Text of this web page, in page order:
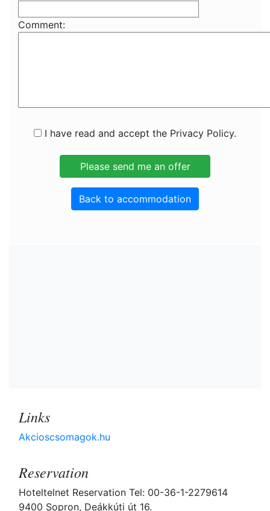
Comment:
I have read and accept the Privacy Policy.
Back to accommodation
Links
Akcioscsomagok.hu
Reservation
Hoteltelnet Reservation Tel: 00-36-1-2279614
9400 Sopron, Deákkúti út 16.